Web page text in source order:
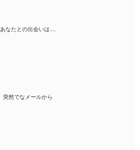
あなたとの出会いは....
突然でなメールから